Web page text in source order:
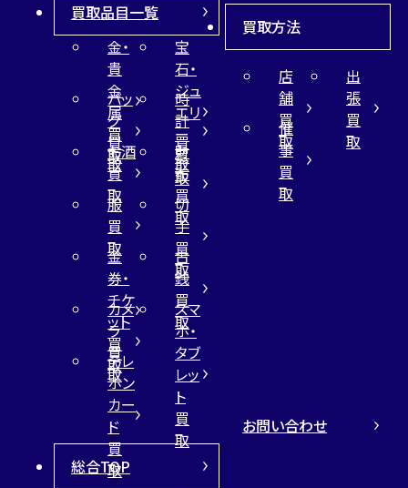
買取品目一覧
金・
貴
金
属
買
取
宝
石・
ジュ
エリ
ー
買
取
バッ
グ
買
取
時
計
買
取
お酒
買
取
財
布
買
取
服
買
取
切
手
買
取
金
券・
チケ
ット
買
取
古
銭
買
取
カメ
ラ
買
取
スマ
ホ・
タブ
レッ
ト
買
取
テレ
ホン
カー
ド
買
取
買取方法
店
舗
買
取
出
張
買
取
催
事
買
取
総合TOP
お問い合わせ